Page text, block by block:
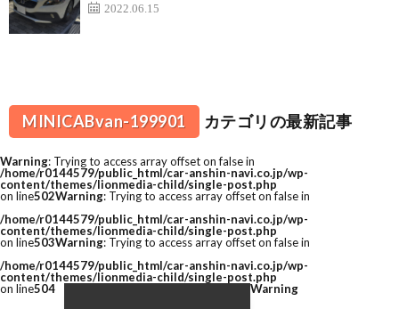
2022.06.15
MINICABvan-199901 カテゴリの最新記事
Warning: Trying to access array offset on false in
/home/r0144579/public_html/car-anshin-navi.co.jp/wp-
content/themes/lionmedia-child/single-post.php
on line502Warning: Trying to access array offset on false in
/home/r0144579/public_html/car-anshin-navi.co.jp/wp-
content/themes/lionmedia-child/single-post.php
on line503Warning: Trying to access array offset on false in
/home/r0144579/public_html/car-anshin-navi.co.jp/wp-
content/themes/lionmedia-child/single-post.php
on line504 Warning